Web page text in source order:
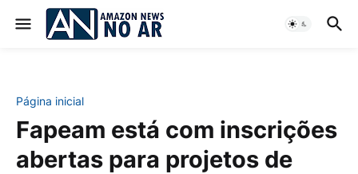
Página inicial
Fapeam está com inscrições
abertas para projetos de